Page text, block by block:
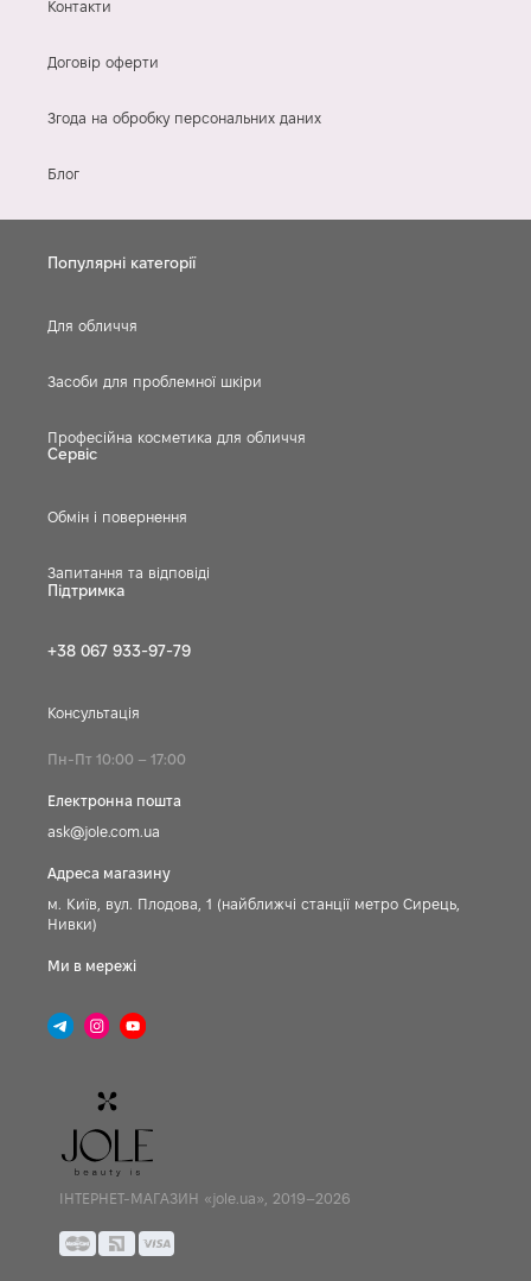
Контакти
Договір оферти
Згода на обробку персональних даних
Блог
Популярні категорії
Для обличчя
Засоби для проблемної шкіри
Професійна косметика для обличчя
Сервіс
Обмін і повернення
Запитання та відповіді
Підтримка
+38 067 933-97-79
Консультація
Пн-Пт 10:00 – 17:00
Електронна пошта
ask@jole.com.ua
Адреса магазину
м. Київ, вул. Плодова, 1 (найближчі станції метро Сирець,
Нивки)
Ми в мережі
ІНТЕРНЕТ-МАГАЗИН «jole.ua», 2019–2026